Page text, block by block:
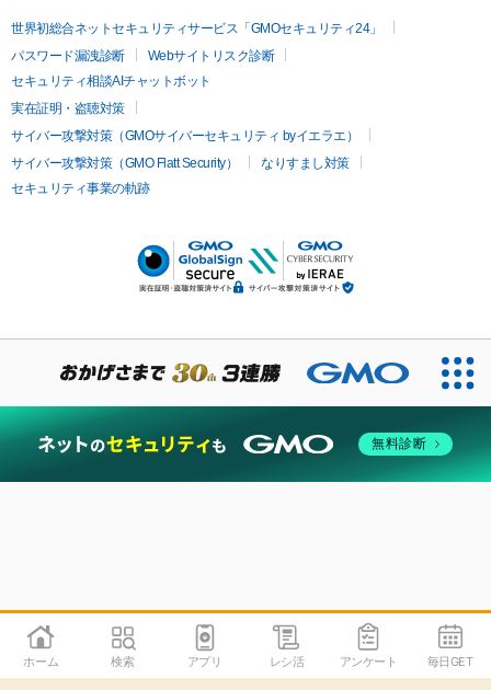
ホーム 検索 アプリ レシ活 アンケート 毎日GET
世界初総合ネットセキュリティサービス「GMOセキュリティ24」
パスワード漏洩診断
Webサイトリスク診断
セキュリティ相談AIチャットボット
実在証明・盗聴対策
サイバー攻撃対策（GMOサイバーセキュリティ byイエラエ）
サイバー攻撃対策（GMO Flatt Security）
なりすまし対策
セキュリティ事業の軌跡
無料診断